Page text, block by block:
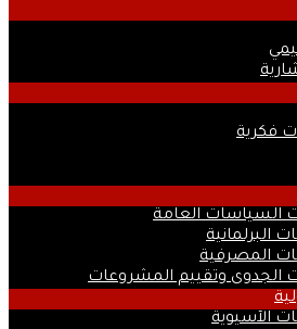
فكرية
السياسات العامة
البرلمانية
المصرفية
الجدوى وتقييم المشروعات
الآسيوية